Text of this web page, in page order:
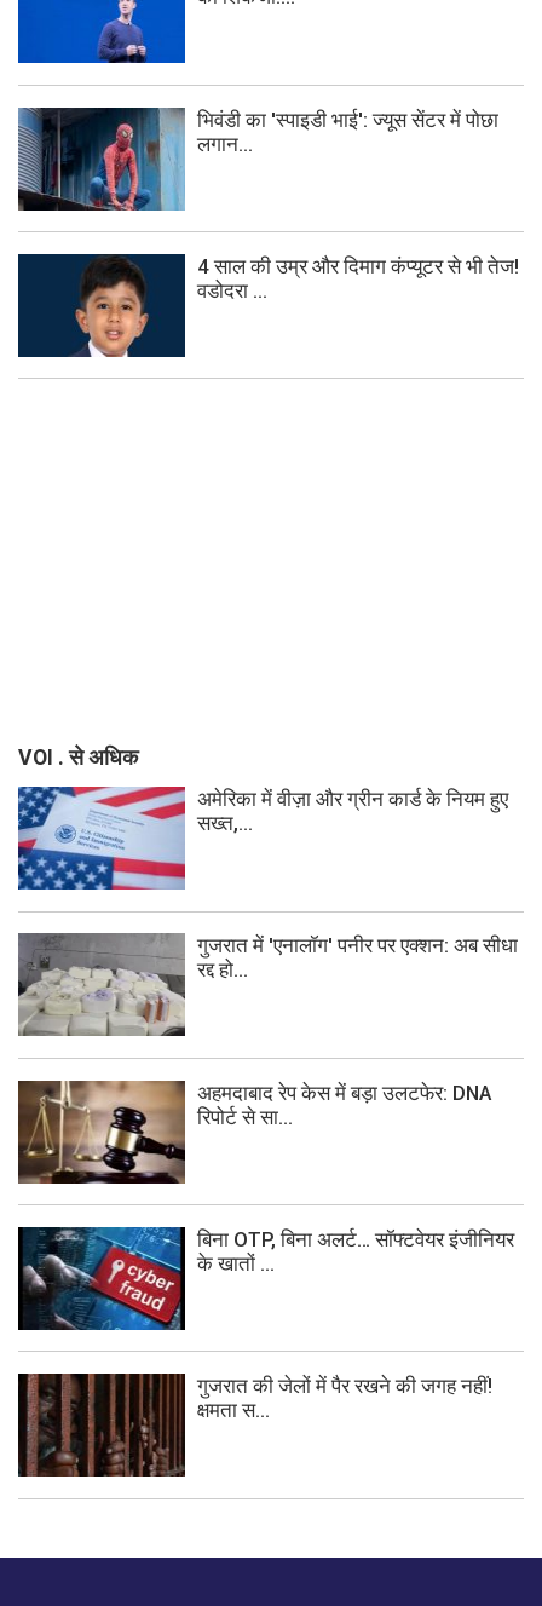
भिवंडी का 'स्पाइडी भाई': ज्यूस सेंटर में पोछा
लगान...
4 साल की उम्र और दिमाग कंप्यूटर से भी तेज!
वडोदरा ...
VOI . से अधिक
अमेरिका में वीज़ा और ग्रीन कार्ड के नियम हुए
सख्त,...
गुजरात में 'एनालॉग' पनीर पर एक्शन: अब सीधा
रद्द हो...
अहमदाबाद रेप केस में बड़ा उलटफेर: DNA
रिपोर्ट से सा...
बिना OTP, बिना अलर्ट… सॉफ्टवेयर इंजीनियर
के खातों ...
गुजरात की जेलों में पैर रखने की जगह नहीं!
क्षमता स...